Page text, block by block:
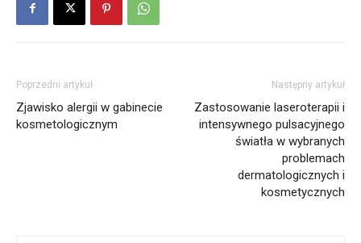
Poprzedni artykuł
Zjawisko alergii w gabinecie
kosmetologicznym
Następny artykuł
Zastosowanie laseroterapii i
intensywnego pulsacyjnego
światła w wybranych
problemach
dermatologicznych i
kosmetycznych